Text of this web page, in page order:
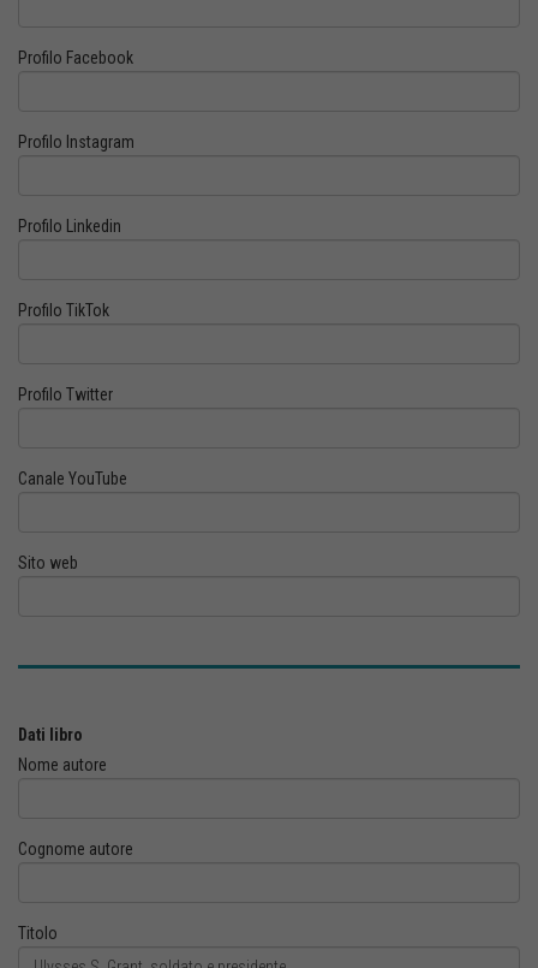
Profilo Facebook
Profilo Instagram
Profilo Linkedin
Profilo TikTok
Profilo Twitter
Canale YouTube
Sito web
Dati libro
Nome autore
Cognome autore
Titolo